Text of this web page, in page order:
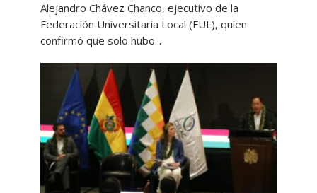
Alejandro Chávez Chanco, ejecutivo de la
Federación Universitaria Local (FUL), quien
confirmó que solo hubo...